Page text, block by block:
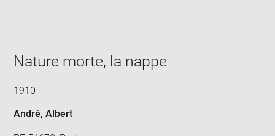
window
Nature morte, la nappe
1910
André, Albert